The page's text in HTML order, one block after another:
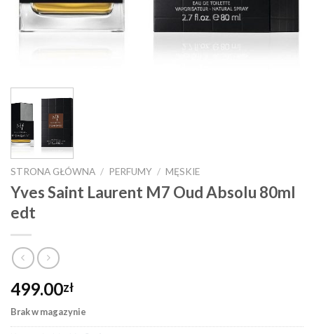
STRONA GŁÓWNA / PERFUMY / MĘSKIE
Yves Saint Laurent M7 Oud Absolu 80ml
edt
499.00zł
Brak w magazynie